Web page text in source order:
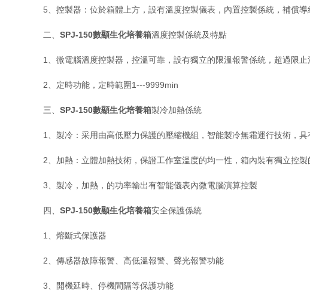
5、控製器：位於箱體上方，設有溫度控製儀表，內置控製係統，補償導
二、 SPJ-150數顯生化培養箱溫度控製係統及特點
1、微電腦溫度控製器，控溫可靠，設有獨立的限溫報警係統，超過限
2、定時功能，定時範圍1---9999min
三、 SPJ-150數顯生化培養箱製冷加熱係統
1、製冷：采用由高低壓力保護的壓縮機組，智能製冷無霜運行技術，
2、加熱：立體加熱技術，保證工作室溫度的均一性，箱內裝有獨立控
3、製冷，加熱，的功率輸出有智能儀表內微電腦演算控製
四、 SPJ-150數顯生化培養箱安全保護係統
1、熔斷式保護器
2、傳感器故障報警、高低溫報警、聲光報警功能
3、開機延時、停機間隔等保護功能